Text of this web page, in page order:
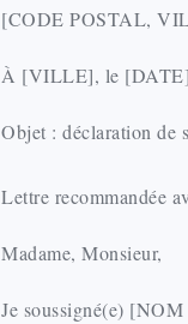
[CODE POSTAL,
À [VILLE], le [DATE]
Objet : déclaration
Lettre recommandée
Madame, Monsieur,
Je soussigné(e)